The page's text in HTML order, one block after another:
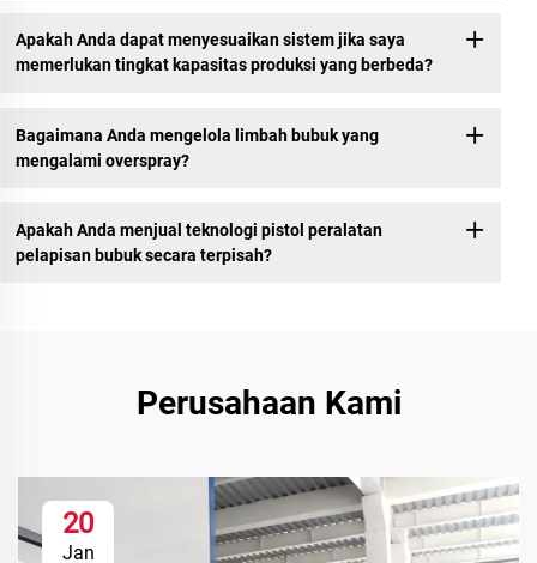
Apakah Anda dapat menyesuaikan sistem jika saya
memerlukan tingkat kapasitas produksi yang berbeda?
Bagaimana Anda mengelola limbah bubuk yang
mengalami overspray?
Apakah Anda menjual teknologi pistol peralatan
pelapisan bubuk secara terpisah?
Perusahaan Kami
20
Jan